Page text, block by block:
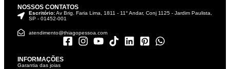
NOSSOS CONTATOS
Escritório:Av Brig. Faria Lima, 1811 - 11° Andar, Conj 1125 - Jardim Paulista,
SP - 01452-001
atendimento@thiagopessoa.com
INFORMAÇÕES
Garantia das joias